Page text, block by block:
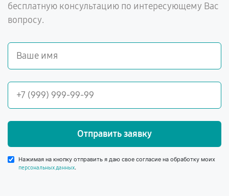
бесплатную консультацию по интересующему Вас
вопросу.
Отправить заявку
Нажимая на кнопку отправить я даю свое согласие на обработку моих
персональных данных.